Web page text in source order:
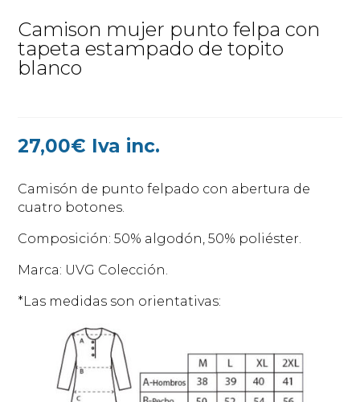
Camison mujer punto felpa con
tapeta estampado de topito
blanco
27,00€ Iva inc.
Camisón de punto felpado con abertura de
cuatro botones.
Composición: 50% algodón, 50% poliéster.
Marca: UVG Colección.
*Las medidas son orientativas: